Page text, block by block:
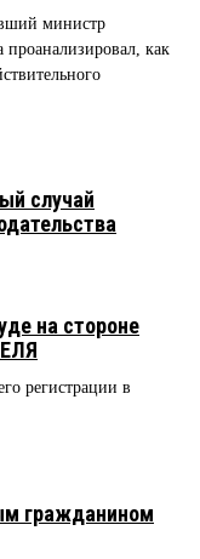
министр
проанализировал, как
случай
на стороне
регистрации в
гражданином